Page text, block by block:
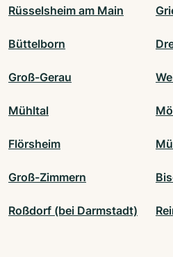
Rüsselsheim am Main
Büttelborn
Groß-Gerau
Mühltal
Flörsheim
Groß-Zimmern
Roßdorf (bei Darmstadt)